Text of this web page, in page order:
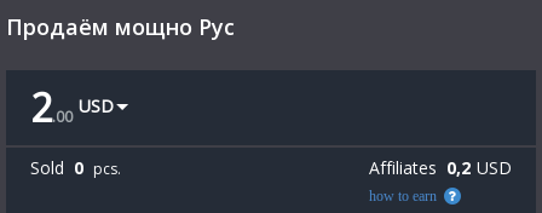
Продаём мощно Рус
2.00 USD
Sold 0 pcs. Affiliates 0,2 USD
how to earn